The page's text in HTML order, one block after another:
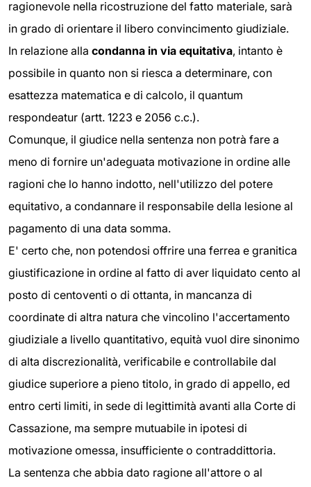
ragionevole nella ricostruzione del fatto materiale, sarà
in grado di orientare il libero convincimento giudiziale.
In relazione alla condanna in via equitativa, intanto è
possibile in quanto non si riesca a determinare, con
esattezza matematica e di calcolo, il quantum
respondeatur (artt. 1223 e 2056 c.c.).
Comunque, il giudice nella sentenza non potrà fare a
meno di fornire un'adeguata motivazione in ordine alle
ragioni che lo hanno indotto, nell'utilizzo del potere
equitativo, a condannare il responsabile della lesione al
pagamento di una data somma.
E' certo che, non potendosi offrire una ferrea e granitica
giustificazione in ordine al fatto di aver liquidato cento al
posto di centoventi o di ottanta, in mancanza di
coordinate di altra natura che vincolino l'accertamento
giudiziale a livello quantitativo, equità vuol dire sinonimo
di alta discrezionalità, verificabile e controllabile dal
giudice superiore a pieno titolo, in grado di appello, ed
entro certi limiti, in sede di legittimità avanti alla Corte di
Cassazione, ma sempre mutuabile in ipotesi di
motivazione omessa, insufficiente o contraddittoria.
La sentenza che abbia dato ragione all'attore o al